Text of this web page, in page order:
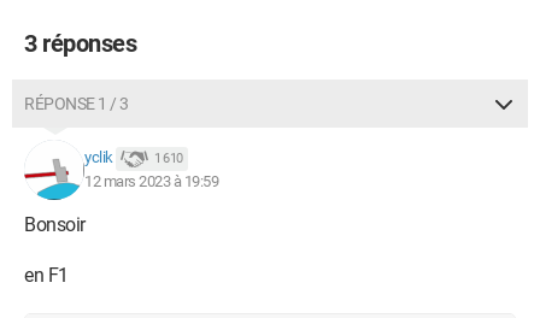
3 réponses
RÉPONSE 1 / 3
yclik 1 610
12 mars 2023 à 19:59
Bonsoir
en F1